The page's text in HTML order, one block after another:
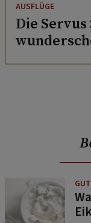
AUSFLÜGE
Die